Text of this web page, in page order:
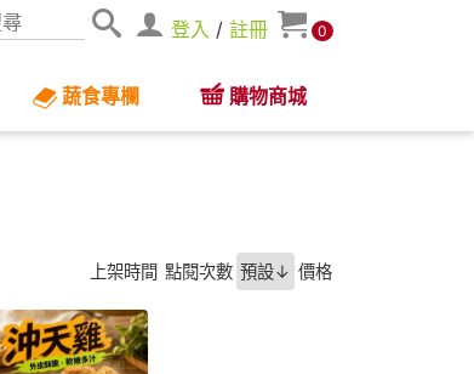
登入 / 註冊 0
蔬食專欄 購物商城
上架時間 點閱次數 預設↓ 價格